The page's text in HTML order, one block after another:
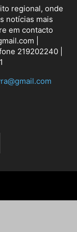
regional, onde
notícias mais
em contacto
|
219202240 |